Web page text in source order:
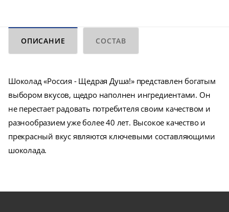
ОПИСАНИЕ СОСТАВ
Шоколад «Россия - Щедрая Душа!» представлен богатым
выбором вкусов, щедро наполнен ингредиентами. Он
не перестает радовать потребителя своим качеством и
разнообразием уже более 40 лет. Высокое качество и
прекрасный вкус являются ключевыми составляющими
шоколада.